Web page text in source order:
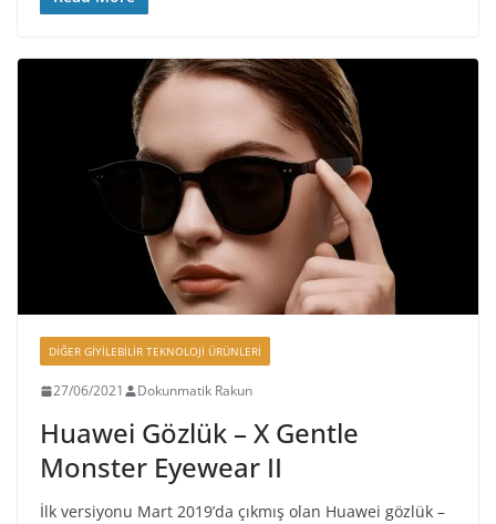
DIĞER GIYILEBILIR TEKNOLOJI ÜRÜNLERI
27/06/2021 Dokunmatik Rakun
Huawei Gözlük – X Gentle
Monster Eyewear II
İlk versiyonu Mart 2019’da çıkmış olan Huawei gözlük –